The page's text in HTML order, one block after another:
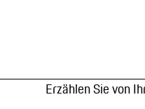
Erzählen Sie von